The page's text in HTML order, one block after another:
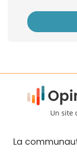
Un site
La